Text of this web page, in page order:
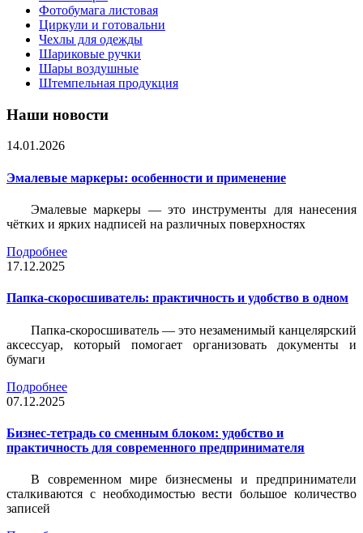
Фотобумага листовая
Циркули и готовальни
Чехлы для одежды
Шариковые ручки
Шары воздушные
Штемпельная продукция
Наши новости
14.01.2026
Эмалевые маркеры: особенности и применение
Эмалевые маркеры — это инструменты для нанесения
чётких и ярких надписей на различных поверхностях
Подробнее
17.12.2025
Папка-скоросшиватель: практичность и удобство в одном
Папка-скоросшиватель — это незаменимый канцелярский
аксессуар, который помогает организовать документы и
бумаги
Подробнее
07.12.2025
Бизнес-тетрадь со сменным блоком: удобство и
практичность для современного предпринимателя
В современном мире бизнесмены и предприниматели
сталкиваются с необходимостью вести большое количество
записей